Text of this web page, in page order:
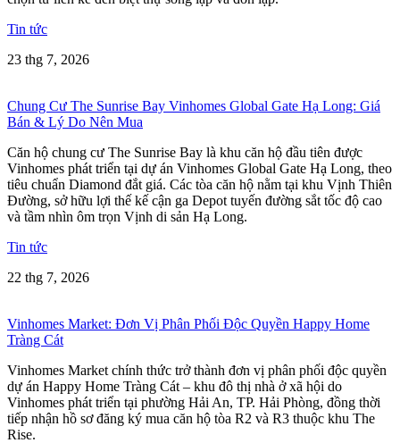
Tin tức
23 thg 7, 2026
Chung Cư The Sunrise Bay Vinhomes Global Gate Hạ Long: Giá
Bán & Lý Do Nên Mua
Căn hộ chung cư The Sunrise Bay là khu căn hộ đầu tiên được
Vinhomes phát triển tại dự án Vinhomes Global Gate Hạ Long, theo
tiêu chuẩn Diamond đắt giá. Các tòa căn hộ nằm tại khu Vịnh Thiên
Đường, sở hữu lợi thế kế cận ga Depot tuyến đường sắt tốc độ cao
và tầm nhìn ôm trọn Vịnh di sản Hạ Long.
Tin tức
22 thg 7, 2026
Vinhomes Market: Đơn Vị Phân Phối Độc Quyền Happy Home
Tràng Cát
Vinhomes Market chính thức trở thành đơn vị phân phối độc quyền
dự án Happy Home Tràng Cát – khu đô thị nhà ở xã hội do
Vinhomes phát triển tại phường Hải An, TP. Hải Phòng, đồng thời
tiếp nhận hồ sơ đăng ký mua căn hộ tòa R2 và R3 thuộc khu The
Rise.